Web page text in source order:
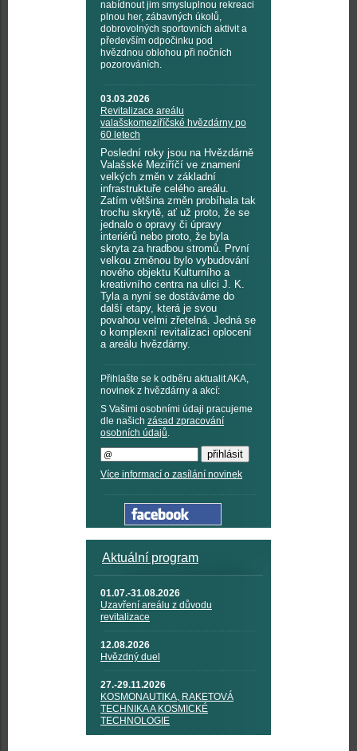
nabídnout jim smysluplnou rekreaci
plnou her, zábavných úkolů,
dobrovolných sportovních aktivit a
především odpočinku pod
hvězdnou oblohou při nočních
pozorováních.
03.03.2026
Revitalizace areálu
valašskomeziříčské hvězdárny po
60 letech
Poslední roky jsou na Hvězdárně
Valašské Meziříčí ve znamení
velkých změn v základní
infrastruktuře celého areálu.
Zatím většina změn probíhala tak
trochu skrytě, ať už proto, že se
jednalo o opravy či úpravy
interiérů nebo proto, že byla
skryta za hradbou stromů. První
velkou změnou bylo vybudování
nového objektu Kulturního a
kreativního centra na ulici J. K.
Tyla a nyní se dostáváme do
další etapy, která je svou
povahou velmi zřetelná. Jedná se
o komplexní revitalizaci oplocení
a areálu hvězdárny.
Přihlašte se k odběru aktualit AKA,
novinek z hvězdárny a akcí:
S Vašimi osobními údaji pracujeme
dle našich zásad zpracování
osobních údajů.
Více informací o zasílání novinek
Aktuální program
01.07.-31.08.2026
Uzavření areálu z důvodu
revitalizace
12.08.2026
Hvězdný duel
27.-29.11.2026
KOSMONAUTIKA, RAKETOVÁ
TECHNIKA A KOSMICKÉ
TECHNOLOGIE